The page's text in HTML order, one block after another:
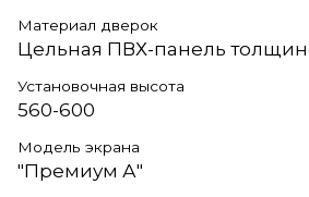
Материал дверок
Цельная ПВХ-панель
Установочная высота
560-600
Модель экрана
"Премиум А"